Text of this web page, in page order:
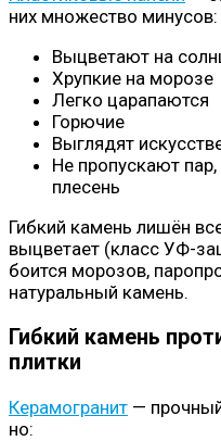
них множество минусов:
Выцветают на
Хрупкие на морозе
Легко царапаются
Горючие
Выглядят
Не пропускают
плесень
Гибкий камень лишён
выцветает (класс УФ-
боится морозов,
натуральный камень.
Гибкий камень
плитки
Керамогранит —
но: